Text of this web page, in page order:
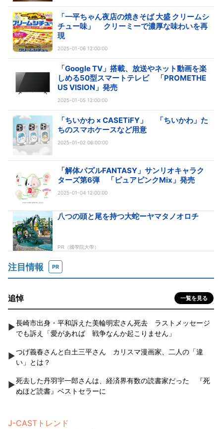
「一平ちゃん夜店の焼きそば 大盛 クリームシ
チュー味」 クリーミーで濃厚な味わいを再
現
2025-01-06 12:00:00
「Google TV」搭載、放送やネット動画を楽
しめる50型スマートテレビ 「PROMETHE
US VISION」発売
2025-01-05 12:00:00
「ちいかわ × CASETiFY」 「ちいかわ」た
ちのスマホケースなど用意
2025-01-02 06:00:00
「解体パズルFANTASY」サンリオキャラク
ターズ第6弾 「ピュアピンクMix」発売
2025-01-04 12:00:00
注目情報 PR
追悼 一覧を見る
長崎市出身・平和訴えた美輪明宏さん死去 ラストメッセージ
でも訴え「愛があれば 戦争なんか起こりません」
つげ義春さんと白土三平さん カリスマ漫画家、二人の「違
い」とは？
死去した丹羽宇一郎さんは、経済界有数の読書家だった 『死
ぬほど読書』ベストセラーに
J-CASTトレンド